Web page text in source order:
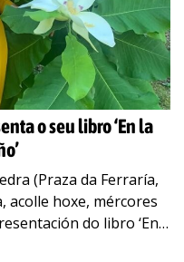
o seu libro ‘En la
(Praza da Ferraría,
acolle hoxe, mércores
do libro ‘En